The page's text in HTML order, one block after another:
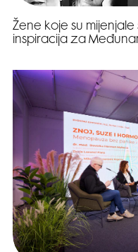
Žene koje su
inspiracija za